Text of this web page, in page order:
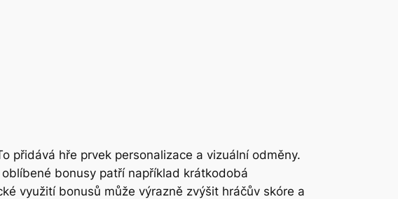
přidává hře prvek personalizace a vizuální odměny.
bonusy patří například krátkodobá
využití bonusů může výrazně zvýšit hráčův skóre a